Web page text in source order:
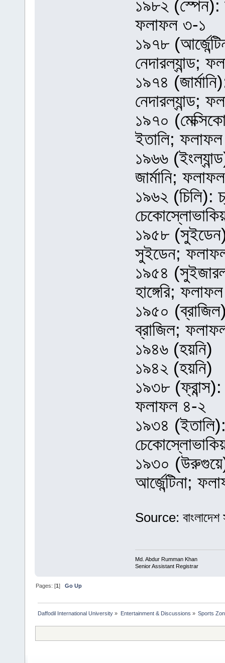
১৯৮২ (স্পেন):
ফলাফল ৩-১
১৯৭৮
নেদারল্যান্ড;
১৯৭৪
নেদারল্যান্ড;
১৯৭০
ইতালি;
১৯৬৬
জার্মানি;
১৯৬২ (চিলি):
১৯৫৮
সুইডেন;
১৯৫৪
হাঙ্গেরি;
১৯৫০
ব্রাজিল;
১৯৪৬ (হয়নি)
১৯৪২ (হয়নি)
১৯৩৮ (ফ্রান্স):
ফলাফল ৪-২
১৯৩৪ (ইতালি):
১৯৩০
আর্জেন্টিনা;
Source:
Md. Abdur Rumman Khan
Senior Assistant Registrar
Pages: [1]Go Up
Daffodil International University » Entertainment & Discussions » Sports